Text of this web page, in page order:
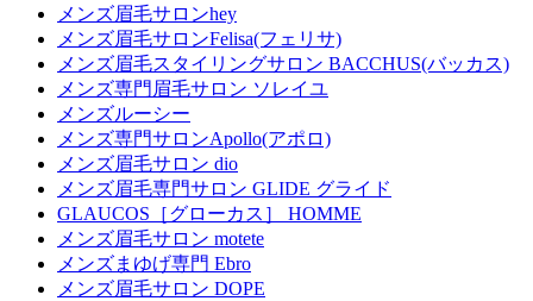
メンズ眉毛サロンhey
メンズ眉毛サロンFelisa(フェリサ)
メンズ眉毛スタイリングサロン BACCHUS(バッカス)
メンズ専門眉毛サロン ソレイユ
メンズルーシー
メンズ専門サロンApollo(アポロ)
メンズ眉毛サロン dio
メンズ眉毛専門サロン GLIDE グライド
GLAUCOS［グローカス］ HOMME
メンズ眉毛サロン motete
メンズまゆげ専門 Ebro
メンズ眉毛サロン DOPE